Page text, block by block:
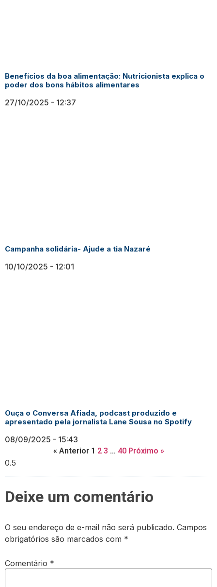
Benefícios da boa alimentação: Nutricionista explica o
poder dos bons hábitos alimentares
27/10/2025 12:37
Campanha solidária- Ajude a tia Nazaré
10/10/2025 12:01
Ouça o Conversa Afiada, podcast produzido e
apresentado pela jornalista Lane Sousa no Spotify
08/09/2025 15:43
« Anterior 1 2 3 … 40 Próximo »
Deixe um comentário
O seu endereço de e-mail não será publicado. Campos
obrigatórios são marcados com *
Comentário *